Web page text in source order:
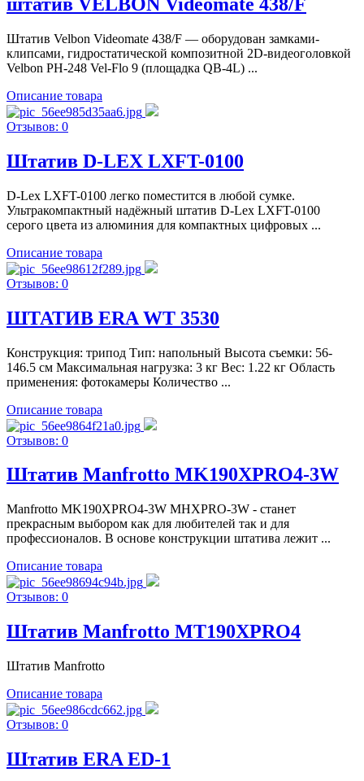
Штатив Velbon Videomate 438/F — оборудован замками-
клипсами, гидростатической композитной 2D-видеоголовкой
Velbon PH-248 Vel-Flo 9 (площадка QB-4L) ...
Описание товара
Отзывов: 0
Штатив D-LEX LXFT-0100
D-Lex LXFT-0100 легко поместится в любой сумке.
Ультракомпактный надёжный штатив D-Lex LXFT-0100
серого цвета из алюминия для компактных цифровых ...
Описание товара
Отзывов: 0
ШТАТИВ ERA WT 3530
Конструкция: трипод Тип: напольный Высота съемки: 56-
146.5 см Максимальная нагрузка: 3 кг Вес: 1.22 кг Область
применения: фотокамеры Количество ...
Описание товара
Отзывов: 0
Штатив Manfrotto MK190XPRO4-3W
Manfrotto MK190XPRO4-3W MHXPRO-3W - станет
прекрасным выбором как для любителей так и для
профессионалов. В основе конструкции штатива лежит ...
Описание товара
Отзывов: 0
Штатив Manfrotto MT190XPRO4
Штатив Manfrotto
Описание товара
Отзывов: 0
Штатив ERA ED-1